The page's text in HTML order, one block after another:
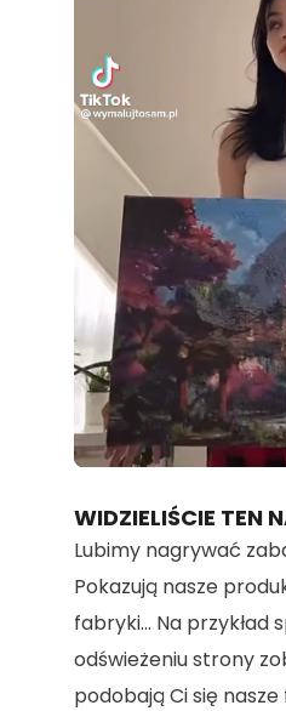
Unmute
WIDZIELIŚCIE TEN
Lubimy nagrywać
Pokazują nasze
fabryki... Na przykład
odświeżeniu strony
podobają Ci się